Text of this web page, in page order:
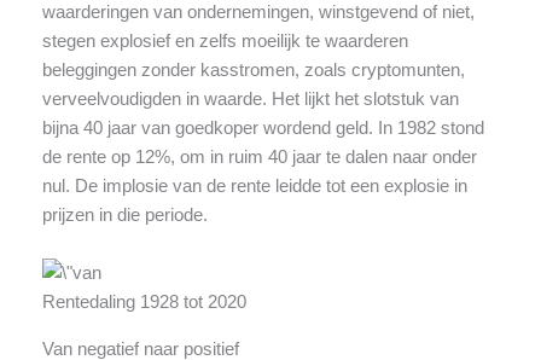
waarderingen van ondernemingen, winstgevend of niet,
stegen explosief en zelfs moeilijk te waarderen
beleggingen zonder kasstromen, zoals cryptomunten,
verveelvoudigden in waarde. Het lijkt het slotstuk van
bijna 40 jaar van goedkoper wordend geld. In 1982 stond
de rente op 12%, om in ruim 40 jaar te dalen naar onder
nul. De implosie van de rente leidde tot een explosie in
prijzen in die periode.
Rentedaling 1928 tot 2020
Van negatief naar positief